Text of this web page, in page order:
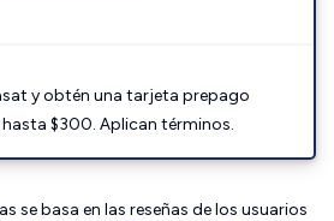
y obtén una tarjeta prepago
$300. Aplican términos.
se basa en las reseñas de los usuarios